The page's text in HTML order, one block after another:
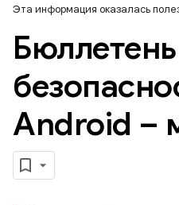
Эта информация оказалась
Android –